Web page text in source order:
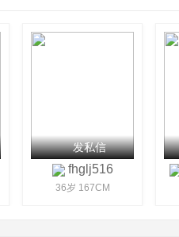
发私信
fhglj516
36岁 167CM